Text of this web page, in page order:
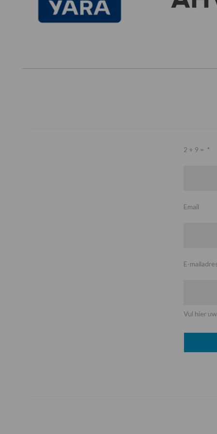
2 + 9 = *
Email
E-
Vul hier